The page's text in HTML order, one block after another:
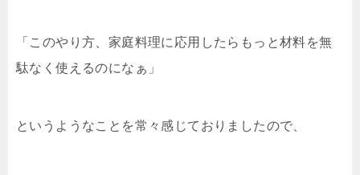
「このやり方、家庭料理に応用したらもっと材料を無
駄なく使えるのになぁ」
というようなことを常々感じておりましたので、